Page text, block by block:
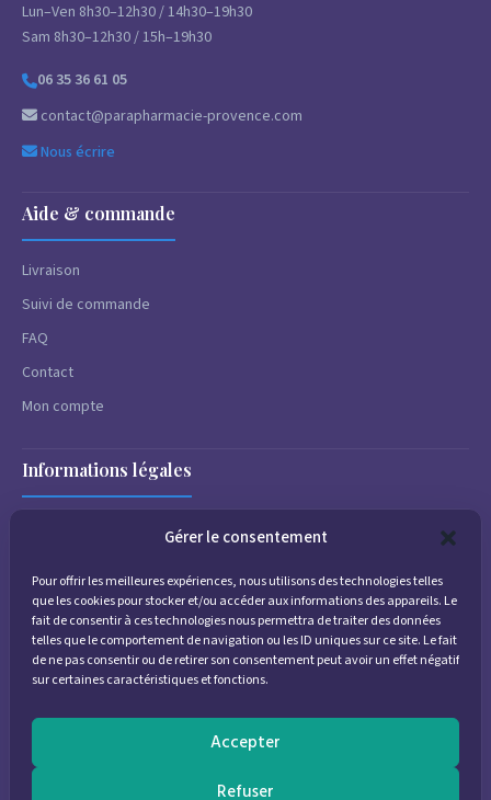
Gérer le consentement
Pour offrir les meilleures expériences, nous utilisons des technologies telles
que les cookies pour stocker et/ou accéder aux informations des appareils. Le
fait de consentir à ces technologies nous permettra de traiter des données
telles que le comportement de navigation ou les ID uniques sur ce site. Le fait
de ne pas consentir ou de retirer son consentement peut avoir un effet négatif
sur certaines caractéristiques et fonctions.
Accepter
Refuser
Lun–Ven 8h30–12h30 / 14h30–19h30
Sam 8h30–12h30 / 15h–19h30
06 35 36 61 05
contact@parapharmacie-provence.com
Nous écrire
Aide & commande
Livraison
Suivi de commande
FAQ
Contact
Mon compte
Informations légales
Confidentialité
Mentions réglementaires
Pharmacovigilance
5% offert à l'inscription
Newsletter